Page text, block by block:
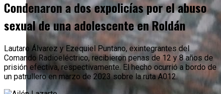
Condenaron a dos expolicías por el abuso
sexual de una adolescente en Roldán
Lautaro Álvarez y Ezequiel Puntano, exintegrantes del
Comando Radioeléctrico, recibieron penas de 12 y 8 años de
prisión efectiva, respectivamente. El hecho ocurrió a bordo de
un patrullero en marzo de 2023 sobre la ruta A012.